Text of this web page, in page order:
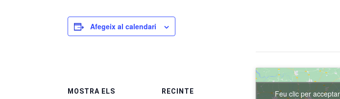
Afegeix al calendari
MOSTRA ELS RECINTE
Feu clic per acceptar